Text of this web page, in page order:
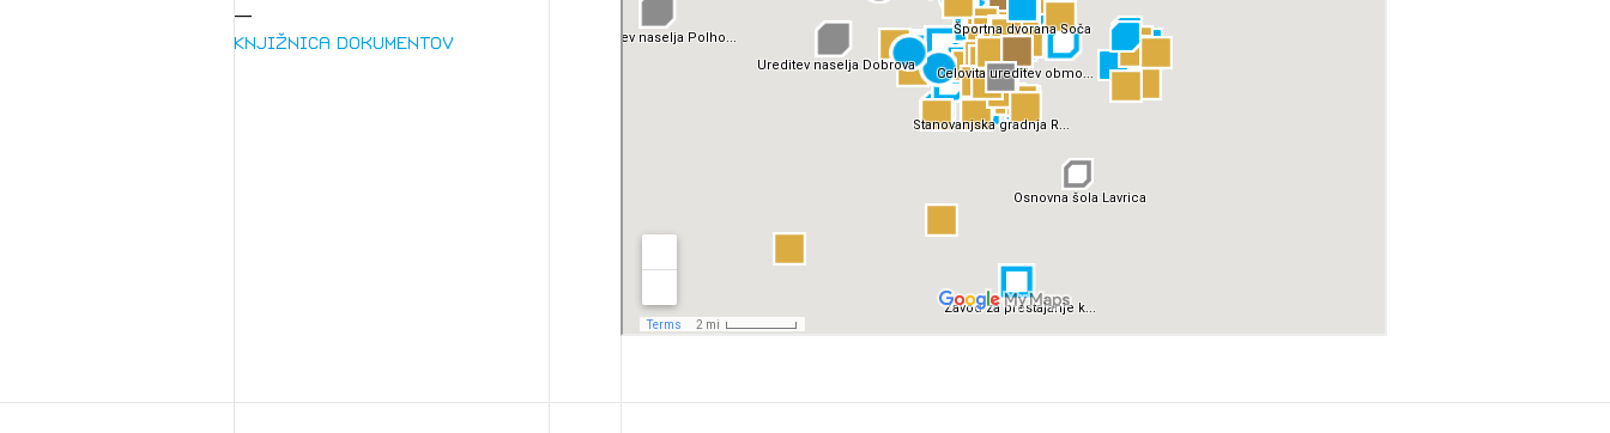
Strokovna pomoč
Za investitorje
Občinski
urbanisti
Knjižnica dokumentov